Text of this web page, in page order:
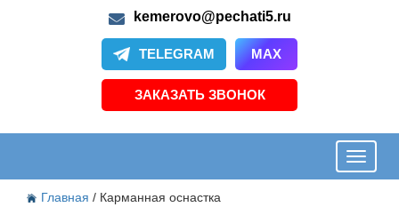
kemerovo@pechati5.ru
TELEGRAM MAX
ЗАКАЗАТЬ ЗВОНОК
Главная / Карманная оснастка